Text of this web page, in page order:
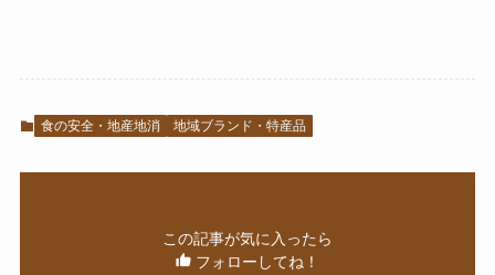
食の安全・地産地消 地域ブランド・特産品
この記事が気に入ったら
フォローしてね！